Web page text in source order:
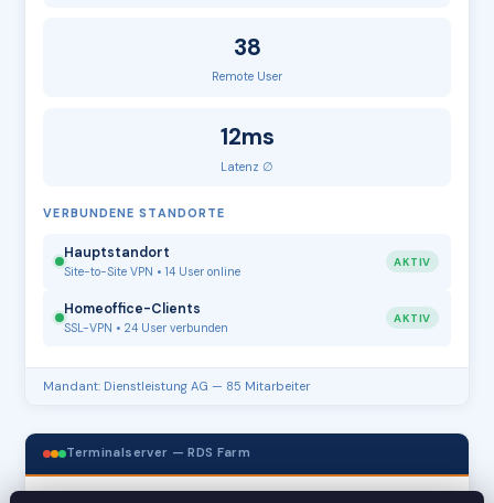
38
Remote User
12ms
Latenz ∅
VERBUNDENE STANDORTE
Hauptstandort
Site-to-Site VPN • 14 User online
AKTIV
Homeoffice-Clients
SSL-VPN • 24 User verbunden
AKTIV
Mandant: Dienstleistung AG — 85 Mitarbeiter
Terminalserver — RDS Farm